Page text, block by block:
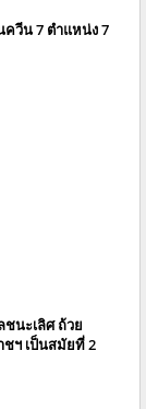
ควีน 7 ตำแหน่ง 7
ชนะเลิศ ถ้วย
ฯ เป็นสมัยที่ 2